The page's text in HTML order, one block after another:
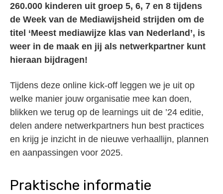
260.000 kinderen uit groep 5, 6, 7 en 8 tijdens
de Week van de Mediawijsheid strijden om de
titel ‘Meest mediawijze klas van Nederland’, is
weer in de maak en jij als netwerkpartner kunt
hieraan bijdragen!
Tijdens deze online kick-off leggen we je uit op
welke manier jouw organisatie mee kan doen,
blikken we terug op de learnings uit de ’24 editie,
delen andere netwerkpartners hun best practices
en krijg je inzicht in de nieuwe verhaallijn, plannen
en aanpassingen voor 2025.
Praktische informatie